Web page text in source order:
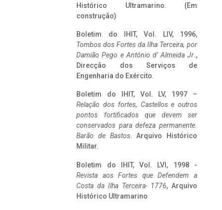
Histórico Ultramarino. (Em
construção)
Boletim do IHIT, Vol. LIV, 1996,
Tombos dos Fortes da Ilha Terceira, por
Damião Pego e António d’ Almeida Jr.,
Direcção dos Serviços de
Engenharia do Exército.
Boletim do IHIT, Vol. LV, 1997 –
Relação dos fortes, Castellos e outros
pontos fortificados que devem ser
conservados para defeza permanente.
Barão de Bastos. Arquivo Histórico
Militar.
Boletim do IHIT, Vol. LVI, 1998 -
Revista aos Fortes que Defendem a
Costa da Ilha Terceira- 1776, Arquivo
Histórico Ultramarino